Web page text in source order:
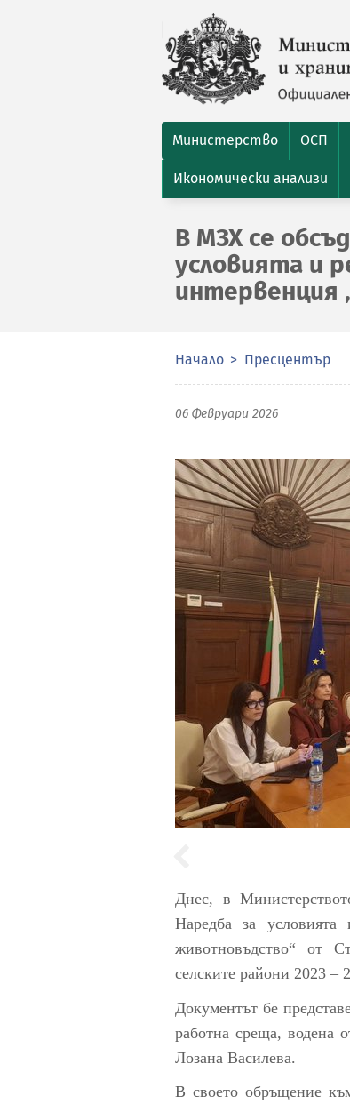
Министерство ОСП
Икономически анализи
В МЗХ се
условията и
интервенция
Начало Пресцентър
06 Февруари 2026
Днес, в
Наредба за
животновъдство“ от
селските райони 2023 –
Документът бе
работна среща, водена
Лозана Василева.
В своето обръщение